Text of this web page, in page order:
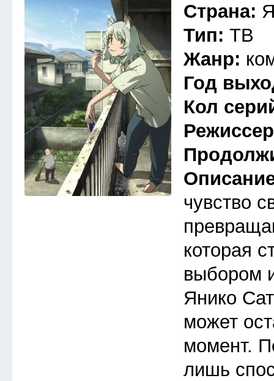
Страна:
Тип: ТВ
Жанр:
Год
Кол
чувство
которая
выбором
Янико
может
момент.
лишь